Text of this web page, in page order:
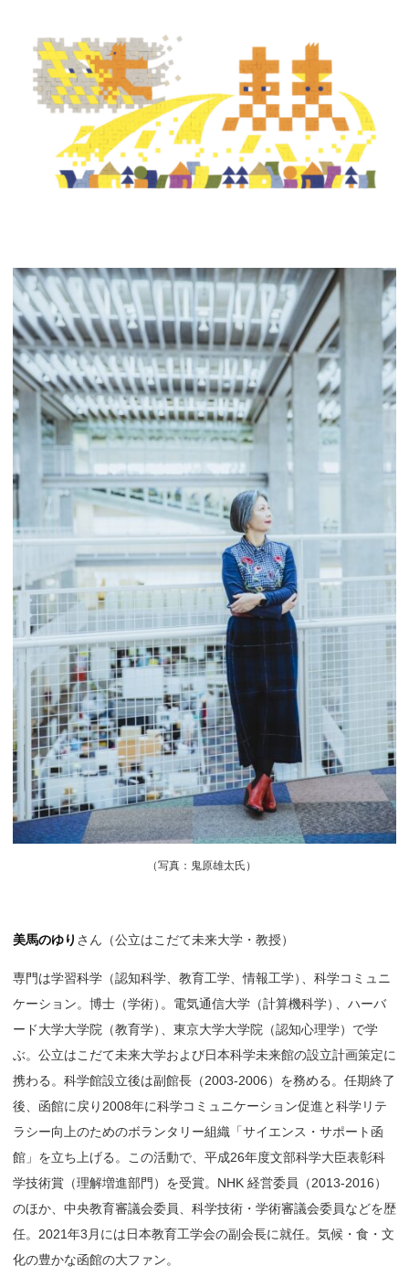
（写真：鬼原雄太氏）
美馬のゆり さん （公立はこだて未来大学・教授）
専門は学習科学（認知科学、教育工学、情報工学）
、科学コミュニ
ケーション。博士（学術） 。電気通信大学（計算機科学）
、ハーバ
ード大学大学院（教育学）
、東京大学大学院（認知心理学）で学
ぶ。公立はこだて未来大学および日本科学未来館の設立計画策定に
携わる。科学館設立後は副館長（2003-2006）を務める。任期終了
後、函館に戻り2008年に科学コミュニケーション促進と科学リテ
ラシー向上のためのボランタリー組織「サイエンス・サポート函
館」を立ち上げる。この活動で、平成26年度文部科学大臣表彰科
学技術賞（理解増進部門）を受賞。NHK 経営委員（2013-2016）
のほか、中央教育審議会委員、科学技術・学術審議会委員などを歴
任。2021年3月には日本教育工学会の副会長に就任。気候・食・文
化の豊かな函館の大ファン。